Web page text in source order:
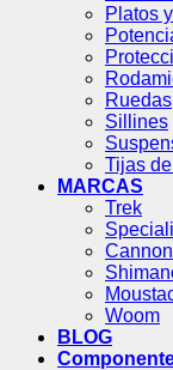
Platos
Ruedas
Sillines
Tijas
MARCAS
Trek
Woom
BLOG